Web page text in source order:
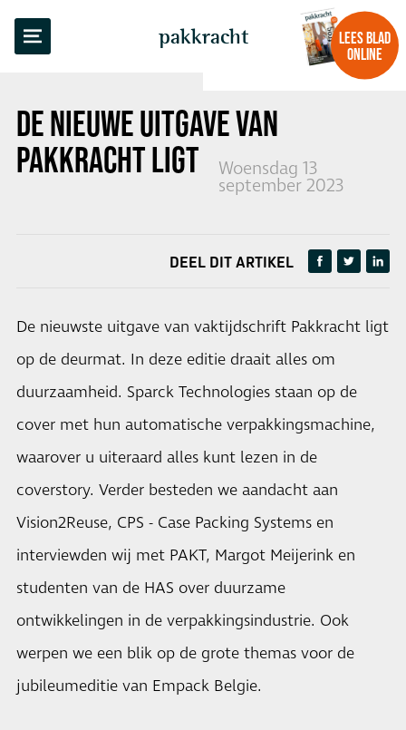
pakkracht
LEES BLAD
ONLINE
DE NIEUWE UITGAVE VAN
PAKKRACHT LIGT OP DE DEURMAT
Woensdag 13
september 2023
TERUG NAAR OVERZICHT
DEEL DIT ARTIKEL
De nieuwste uitgave van vaktijdschrift Pakkracht ligt
op de deurmat. In deze editie draait alles om
duurzaamheid. Sparck Technologies staan op de
cover met hun automatische verpakkingsmachine,
waarover u uiteraard alles kunt lezen in de
coverstory. Verder besteden we aandacht aan
Vision2Reuse, CPS - Case Packing Systems en
interviewden wij met PAKT, Margot Meijerink en
studenten van de HAS over duurzame
ontwikkelingen in de verpakkingsindustrie. Ook
werpen we een blik op de grote themas voor de
jubileumeditie van Empack Belgie.